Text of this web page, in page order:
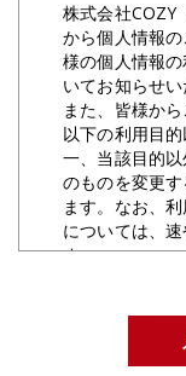
株式会社COZY
から個人情報
様の個人情報
いてお知らせい
また、皆様か
以下の利用目
一、当該目的
のものを変更
ます。なお、
については、
す。
当社は、以下
報を第三者（